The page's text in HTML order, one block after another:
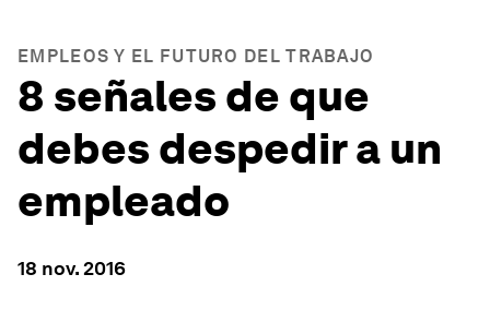
EMPLEOS Y EL FUTURO DEL TRABAJO
8 señales de que
debes despedir a un
empleado
18 nov. 2016